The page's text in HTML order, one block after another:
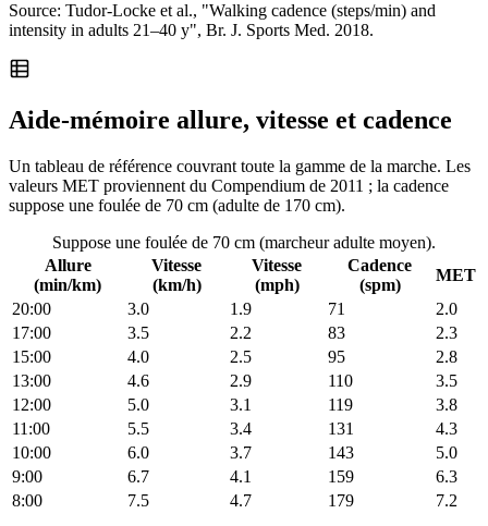
Source: Tudor-Locke et al., "Walking cadence (steps/min) and
intensity in adults 21–40 y", Br. J. Sports Med. 2018.
Aide-mémoire allure, vitesse et cadence
Un tableau de référence couvrant toute la gamme de la marche. Les
valeurs MET proviennent du Compendium de 2011 ; la cadence
suppose une foulée de 70 cm (adulte de 170 cm).
Suppose une foulée de 70 cm (marcheur adulte moyen).
Allure
(min/km)
Vitesse
(km/h)
Vitesse
(mph)
Cadence
(spm)
MET
20:00
3.0 1.9 71
2.0
17:00
3.5 2.2 83
2.3
15:00
4.0 2.5 95
2.8
13:00
4.6 2.9 110
3.5
12:00
5.0 3.1 119
3.8
11:00
5.5 3.4 131
4.3
10:00
6.0 3.7 143
5.0
9:00
6.7 4.1 159
6.3
8:00
7.5 4.7 179 7.2